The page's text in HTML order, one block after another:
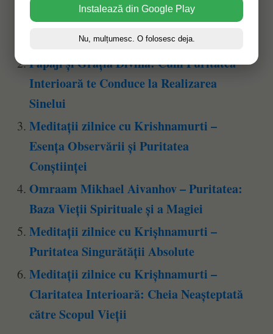
Ramtha – Puritatea Spiritului: Micul
Dumnezeu Lăuntric
Papaji și Grația Divină: Cum Puritatea
Interioară te Conduce la Realizarea
Sinelui
Meditații zilnice cu Krishnamurti –
Esența Observării și Puritatea
Conștiinței
Omraam Mikhael Aivanhov – Puritatea:
Baza Vieții Spirituale și a Magiei
Meditații zilnice cu Krișhnamurti –
Puritatea Singurătății Absolute
Meditații zilnice cu Krișhnamurti –
Claritatea Interioară: Cheia Neașteptată
către Scopul Vieții
Instalează din Google Play
Nu, mulțumesc. O folosesc deja.